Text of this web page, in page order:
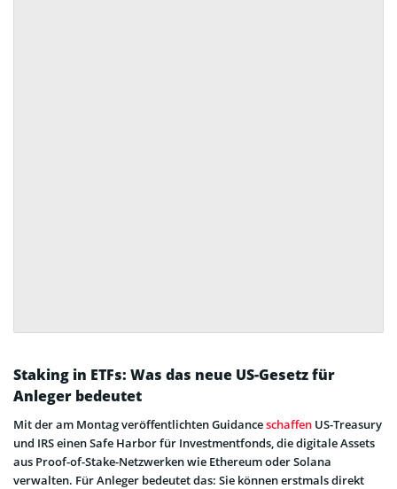
Staking in ETFs: Was das neue US-Gesetz für
Anleger bedeutet
Mit der am Montag veröffentlichten Guidanceschaffen US-Treasury
und IRS einen Safe Harbor für Investmentfonds, die digitale Assets
aus Proof-of-Stake-Netzwerken wie Ethereum oder Solana
verwalten. Für Anleger bedeutet das: Sie können erstmals direkt